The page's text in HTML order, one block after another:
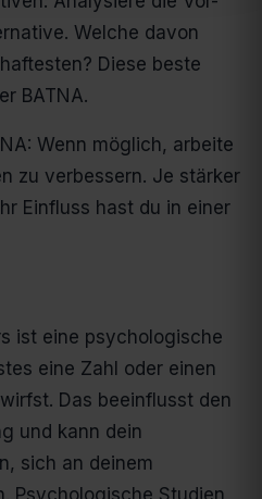
Welche davon
Diese beste
BATNA.
Wenn möglich, arbeite
zu verbessern. Je stärker
Einfluss hast du in einer
ist eine psychologische
eine Zahl oder einen
Das beeinflusst den
und kann dein
sich an deinem